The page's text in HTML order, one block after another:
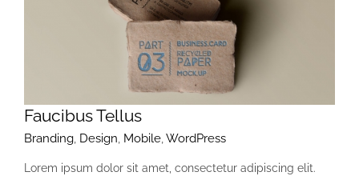
Faucibus Tellus
Branding, Design, Mobile,WordPress
Lorem ipsum dolor sit amet, consectetur adipiscing elit.